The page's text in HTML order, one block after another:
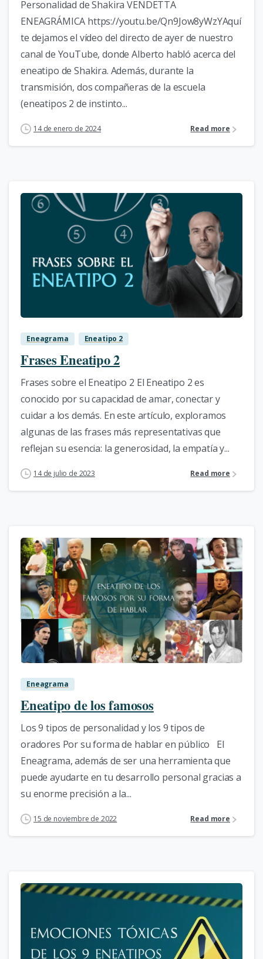
Personalidad de Shakira VENDETTA
ENEAGRÁMICA https://youtu.be/Qn9Jow8yWzYAquí
te dejamos el vídeo del directo de ayer de nuestro
canal de YouTube, donde Alberto habló acerca del
eneatipo de Shakira. Además, durante la
transmisión, dos compañeras de la escuela
(eneatipos 2 de instinto...
14 de enero de 2024 Read more
Eneagrama Eneatipo 2
Frases Eneatipo 2
Frases sobre el Eneatipo 2 El Eneatipo 2 es
conocido por su capacidad de amar, conectar y
cuidar a los demás. En este artículo, exploramos
algunas de las frases más representativas que
reflejan su esencia: la generosidad, la empatía y...
14 de julio de 2023 Read more
0
Eneagrama
Eneatipo de los famosos
Los 9 tipos de personalidad y los 9 tipos de
oradores Por su forma de hablar en público El
Eneagrama, además de ser una herramienta que
puede ayudarte en tu desarrollo personal gracias a
su enorme precisión a la...
15 de noviembre de 2022 Read more